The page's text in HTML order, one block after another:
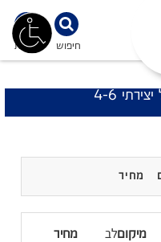
נגישות חיפוש
4-6
מחיר
לב